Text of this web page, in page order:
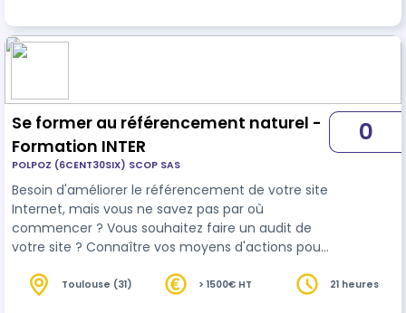
Se former au référencement naturel -
Formation INTER
POLPOZ (6CENT30SIX) SCOP SAS
Besoin d'améliorer le référencement de votre site
Internet, mais vous ne savez pas par où
commencer ? Vous souhaitez faire un audit de
votre site ? Connaître vos moyens d'actions pour
Google ? Silgoweb vous propose une formation
0
Toulouse (31) > 1500€ HT 21 heures